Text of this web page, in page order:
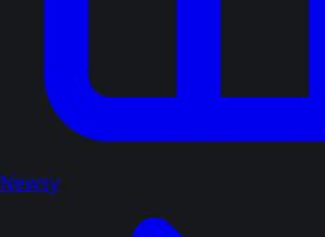
Newsy